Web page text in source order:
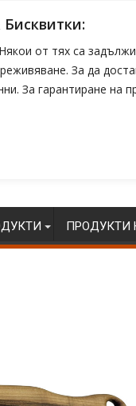
от тях са
За да
За гарантиране на
ПРОДУКТИ